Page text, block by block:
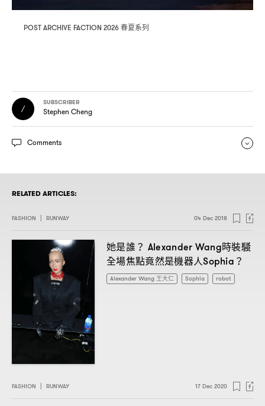
POST ARCHIVE FACTION 2026春夏系列
SUBSCRIBER
Stephen Cheng
Comments
RELATED ARTICLES:
FASHION RUNWAY 04 Dec 2018
她是誰？ Alexander Wang時裝騷
全場焦點竟然是機器人Sophia？
Alexander Wang 王大仁 Sophia robot
FASHION RUNWAY 17 Dec 2020